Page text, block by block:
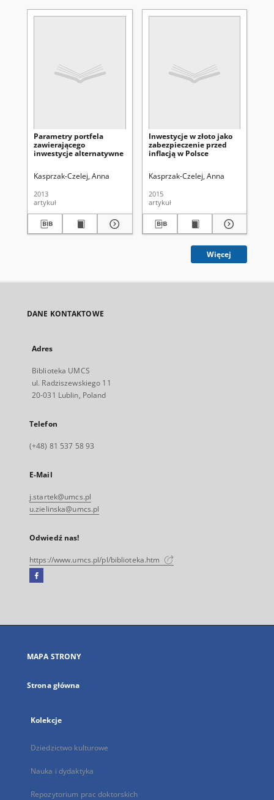
Parametry portfela
zawierającego
inwestycje alternatywne
Kasprzak-Czelej, Anna
2013
artykuł
Inwestycje w złoto jako
zabezpieczenie przed
inflacją w Polsce
Kasprzak-Czelej, Anna
2015
artykuł
Więcej
DANE KONTAKTOWE
Adres
Biblioteka UMCS
ul. Radziszewskiego 11
20-031 Lublin, Poland
Telefon
(+48) 81 537 58 93
E-Mail
j.startek@umcs.pl
u.zielinska@umcs.pl
Odwiedź nas!
https://www.umcs.pl/pl/biblioteka.htm
Facebook
się
karcie
MAPA STRONY
Strona główna
Kolekcje
Dziedzictwo kulturowe
Nauka i dydaktyka
Repozytorium prac doktorskich